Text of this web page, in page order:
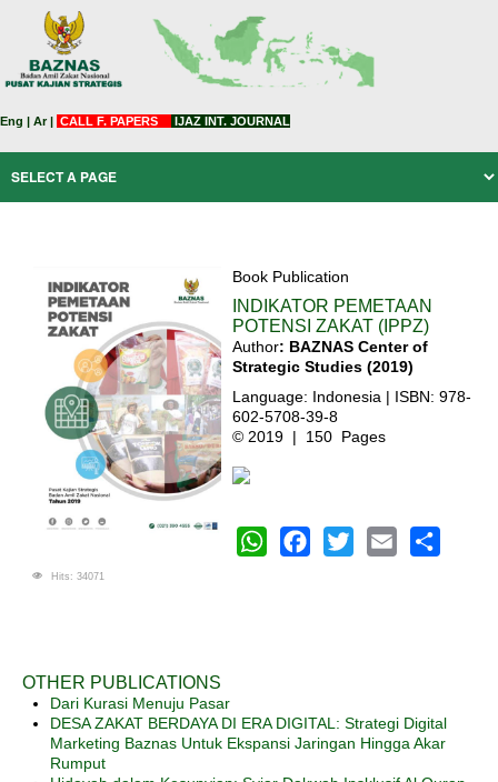
Eng | Ar| CALL F. PAPERS IJAZ INT. JOURNAL
Book Publication
INDIKATOR PEMETAAN
POTENSI ZAKAT (IPPZ)
Author: BAZNAS Center of
Strategic Studies (2019)
Language: Indonesia | ISBN: 978-
602-5708-39-8
© 2019 | 150 Pages
Hits: 34071
OTHER PUBLICATIONS
Dari Kurasi Menuju Pasar
DESA ZAKAT BERDAYA DI ERA DIGITAL: Strategi Digital
Marketing Baznas Untuk Ekspansi Jaringan Hingga Akar
Rumput